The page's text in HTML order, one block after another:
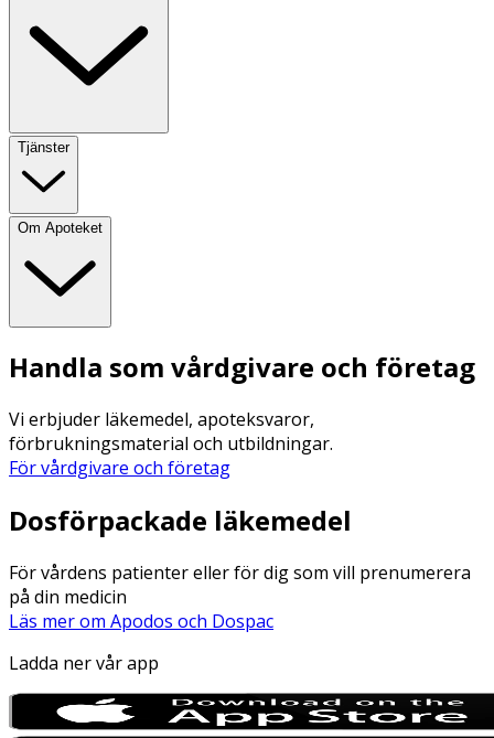
Tjänster
Om Apoteket
Handla som vårdgivare och företag
Vi erbjuder läkemedel, apoteksvaror,
förbrukningsmaterial och utbildningar.
För vårdgivare och företag
Dosförpackade läkemedel
För vårdens patienter eller för dig som vill prenumerera
på din medicin
Läs mer om Apodos och Dospac
Ladda ner vår app